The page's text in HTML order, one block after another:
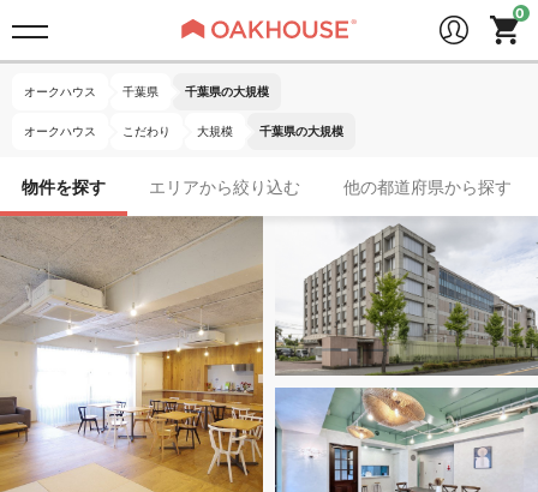
オークハウス 千葉県 千葉県の大規模
オークハウス こだわり 大規模 千葉県の大規模
物件を探す エリアから絞り込む 他の都道府県から探す